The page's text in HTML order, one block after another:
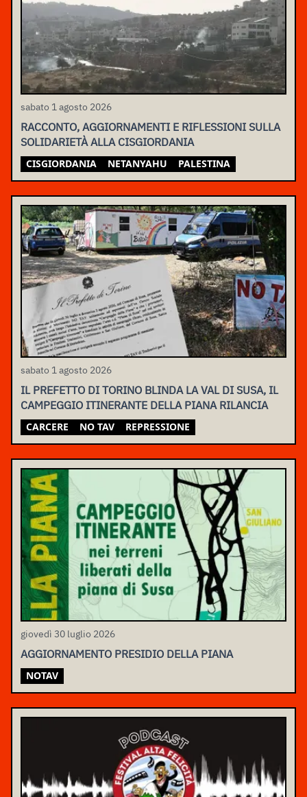
sabato 1 agosto 2026
RACCONTO, AGGIORNAMENTI E RIFLESSIONI SULLA
SOLIDARIETÀ ALLA CISGIORDANIA
CISGIORDANIA NETANYAHU PALESTINA
sabato 1 agosto 2026
IL PREFETTO DI TORINO BLINDA LA VAL DI SUSA, IL
CAMPEGGIO ITINERANTE DELLA PIANA RILANCIA
CARCERE NO TAV REPRESSIONE
giovedì 30 luglio 2026
AGGIORNAMENTO PRESIDIO DELLA PIANA
NOTAV